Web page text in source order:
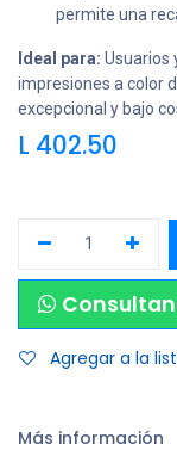
permite una
Ideal para: Usuarios
impresiones a color
excepcional y bajo
L 402.50
Agregar a la
Más información